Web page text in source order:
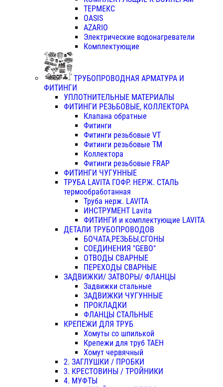
ТЕРМЕКС
OASIS
AZARIO
Электрические водонагреватели
Комплектующие
ТРУБОПРОВОДНАЯ АРМАТУРА И
ФИТИНГИ
УПЛОТНИТЕЛЬНЫЕ МАТЕРИАЛЫ
ФИТИНГИ РЕЗЬБОВЫЕ, КОЛЛЕКТОРА
Клапана обратные
Фитинги
Фитинги резьбовые VT
Фитинги резьбовые ТМ
Коллектора
Фитинги резьбовые FRAP
ФИТИНГИ ЧУГУННЫЕ
ТРУБА LAVITA ГОФР. НЕРЖ. СТАЛЬ
термообработанная
Труба нерж. LAVITA
ИНСТРУМЕНТ Lavita
ФИТИНГИ и комплектующие LAVITA
ДЕТАЛИ ТРУБОПРОВОДОВ
БОЧАТА,РЕЗЬБЫ,СГОНЫ
СОЕДИНЕНИЯ "GEBO"
ОТВОДЫ СВАРНЫЕ
ПЕРЕХОДЫ СВАРНЫЕ
ЗАДВИЖКИ/ ЗАТВОРЫ/ ФЛАНЦЫ
Задвижки стальные
ЗАДВИЖКИ ЧУГУННЫЕ
ПРОКЛАДКИ
ФЛАНЦЫ СТАЛЬНЫЕ
КРЕПЕЖИ ДЛЯ ТРУБ
Хомуты со шпилькой
Крепежи для труб ТАЕН
Хомут червячный
2. ЗАГЛУШКИ / ПРОБКИ
3. КРЕСТОВИНЫ / ТРОЙНИКИ
4. МУФТЫ